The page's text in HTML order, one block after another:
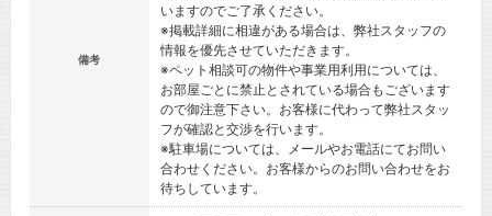
備考
いますのでご了承ください。
※掲載詳細に相違がある場合は、弊社スタッフの
情報を優先させていただきます。
※ペット相談可の物件や事業用利用については、
お部屋ごとに禁止とされている場合もございます
ので御注意下さい。お客様に代わって弊社スタッ
フが確認と交渉を行います。
※駐車場については、メールやお電話にてお問い
合わせください。お客様からのお問い合わせをお
待ちしています。